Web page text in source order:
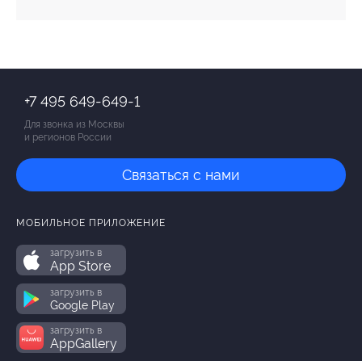
+7 495 649-649-1
Для звонка из Москвы
и регионов России
Связаться с нами
МОБИЛЬНОЕ ПРИЛОЖЕНИЕ
загрузить в
App Store
загрузить в
Google Play
загрузить в
AppGallery